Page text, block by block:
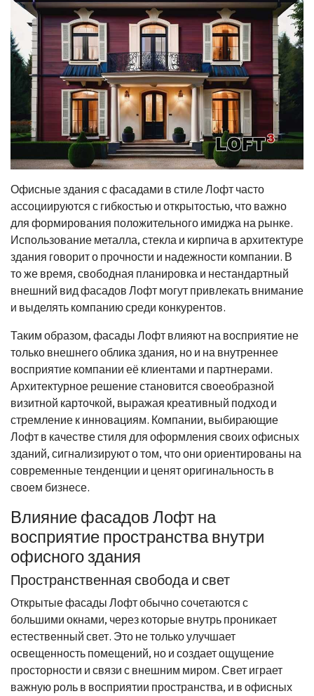
Офисные здания с фасадами в стиле Лофт часто
ассоциируются с гибкостью и открытостью, что важно
для формирования положительного имиджа на рынке.
Использование металла, стекла и кирпича в архитектуре
здания говорит о прочности и надежности компании. В
то же время, свободная планировка и нестандартный
внешний вид фасадов Лофт могут привлекать внимание
и выделять компанию среди конкурентов.
Таким образом, фасады Лофт влияют на восприятие не
только внешнего облика здания, но и на внутреннее
восприятие компании её клиентами и партнерами.
Архитектурное решение становится своеобразной
визитной карточкой, выражая креативный подход и
стремление к инновациям. Компании, выбирающие
Лофт в качестве стиля для оформления своих офисных
зданий, сигнализируют о том, что они ориентированы на
современные тенденции и ценят оригинальность в
своем бизнесе.
Влияние фасадов Лофт на
восприятие пространства внутри
офисного здания
Пространственная свобода и свет
Открытые фасады Лофт обычно сочетаются с
большими окнами, через которые внутрь проникает
естественный свет. Это не только улучшает
освещенность помещений, но и создает ощущение
просторности и связи с внешним миром. Свет играет
важную роль в восприятии пространства, и в офисных